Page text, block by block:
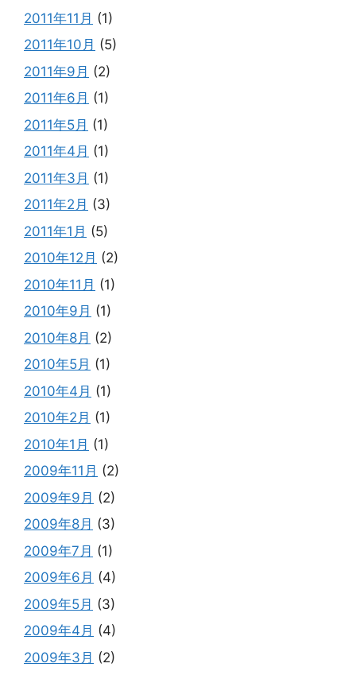
2011年11月 (1)
2011年10月 (5)
2011年9月 (2)
2011年6月 (1)
2011年5月 (1)
2011年4月 (1)
2011年3月 (1)
2011年2月 (3)
2011年1月 (5)
2010年12月 (2)
2010年11月 (1)
2010年9月 (1)
2010年8月 (2)
2010年5月 (1)
2010年4月 (1)
2010年2月 (1)
2010年1月 (1)
2009年11月 (2)
2009年9月 (2)
2009年8月 (3)
2009年7月 (1)
2009年6月 (4)
2009年5月 (3)
2009年4月 (4)
2009年3月 (2)